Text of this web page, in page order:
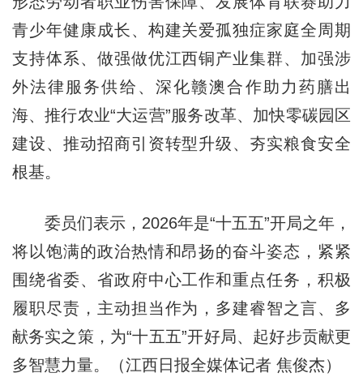
青少年健康成长、构建关爱孤独症家庭全周期
支持体系、做强做优江西铜产业集群、加强涉
外法律服务供给、深化赣澳合作助力药膳出
海、推行农业“大运营”服务改革、加快零碳园区
建设、推动招商引资转型升级、夯实粮食安全
根基。
委员们表示，2026年是“十五五”开局之年，
将以饱满的政治热情和昂扬的奋斗姿态，紧紧
围绕省委、省政府中心工作和重点任务，积极
履职尽责，主动担当作为，多建睿智之言、多
献务实之策，为“十五五”开好局、起好步贡献更
多智慧力量。（江西日报全媒体记者 焦俊杰）